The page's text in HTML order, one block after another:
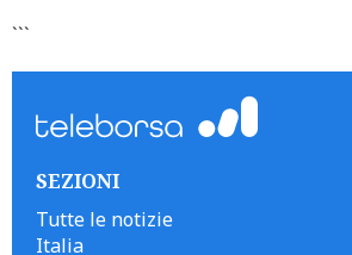
```
SEZIONI
Tutte le notizie
Italia